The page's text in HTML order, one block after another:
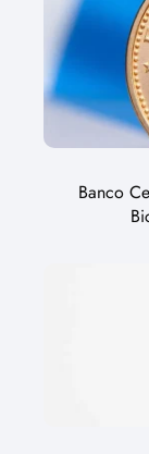
Banco